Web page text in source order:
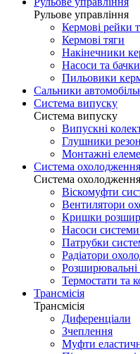
Рульове управління
Кермові рейки
Кермові тяги
Накінечники
Насоси та
Пильовики
Сальники
Система випуску
Система випуску
Випускні
Глушники
Монтажні
Система охолодження
Система охолодження
Віскомуфти
Вентилятори
Кришки
Насоси
Патрубки
Радіатори
Розширювальні
Термостати та
Трансмісія
Трансмісія
Диференціали
Зчеплення
Муфти